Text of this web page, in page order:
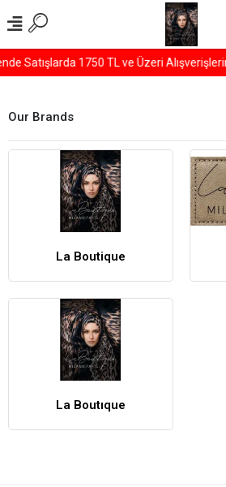
Satışlarda 1750 TL ve Üzeri
Our Brands
La Boutique
La Boutıque